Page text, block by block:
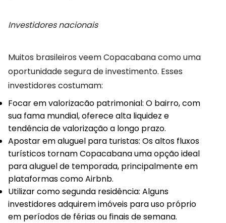
Investidores nacionais
Muitos brasileiros veem Copacabana como uma
oportunidade segura de investimento. Esses
investidores costumam:
Focar em valorizacão patrimonial: O bairro, com
sua fama mundial, oferece alta liquidez e
tendência de valorização a longo prazo.
Apostar em aluguel para turistas: Os altos fluxos
turísticos tornam Copacabana uma opção ideal
para aluguel de temporada, principalmente em
plataformas como Airbnb.
Utilizar como segunda residência: Alguns
investidores adquirem imóveis para uso próprio
em períodos de férias ou finais de semana.